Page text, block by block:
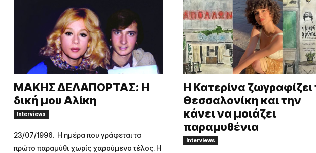
ΜΑΚΗΣ ΔΕΛΑΠΟΡΤΑΣ: Η
δική μου Αλίκη
Interviews
23/07/1996. Η ημέρα που γράφεται το
πρώτο παραμύθι χωρίς χαρούμενο τέλος. Η
H Κατερίνα ζωγραφίζει
Θεσσαλονίκη και την
κάνει να μοιάζει
παραμυθένια
Interviews